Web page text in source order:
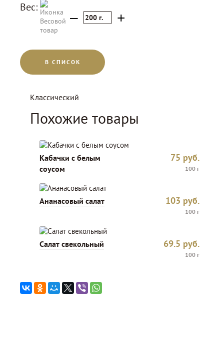
Вес:
– 200 г. +
В СПИСОК
Классический
Похожие товары
Кабачки с белым
соусом
75 руб.
100 г
Ананасовый салат 103 руб.
100 г
Салат свекольный 69.5 руб.
100 г